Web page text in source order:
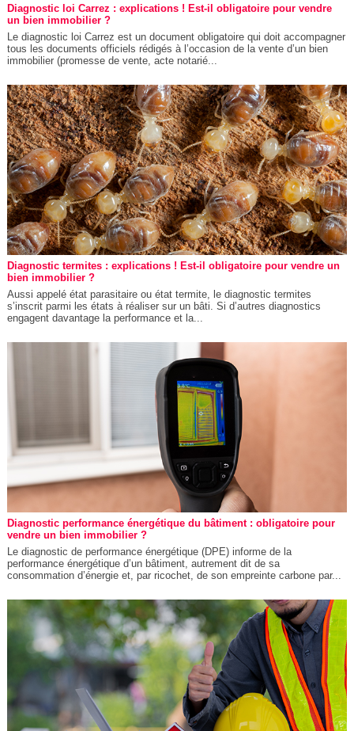
Diagnostic loi Carrez : explications ! Est-il obligatoire pour vendre
un bien immobilier ?
Le diagnostic loi Carrez est un document obligatoire qui doit accompagner
tous les documents officiels rédigés à l’occasion de la vente d’un bien
immobilier (promesse de vente, acte notarié...
Diagnostic termites : explications ! Est-il obligatoire pour vendre un
bien immobilier ?
Aussi appelé état parasitaire ou état termite, le diagnostic termites
s’inscrit parmi les états à réaliser sur un bâti. Si d’autres diagnostics
engagent davantage la performance et la...
Diagnostic performance énergétique du bâtiment : obligatoire pour
vendre un bien immobilier ?
Le diagnostic de performance énergétique (DPE) informe de la
performance énergétique d’un bâtiment, autrement dit de sa
consommation d’énergie et, par ricochet, de son empreinte carbone par...